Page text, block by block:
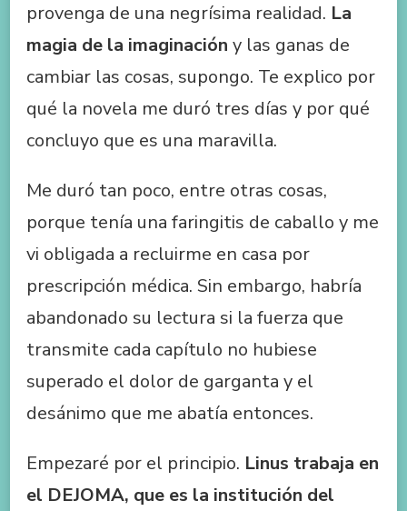
provenga de una negrísima realidad. La
magia de la imaginación y las ganas de
cambiar las cosas, supongo. Te explico por
qué la novela me duró tres días y por qué
concluyo que es una maravilla.
Me duró tan poco, entre otras cosas,
porque tenía una faringitis de caballo y me
vi obligada a recluirme en casa por
prescripción médica. Sin embargo, habría
abandonado su lectura si la fuerza que
transmite cada capítulo no hubiese
superado el dolor de garganta y el
desánimo que me abatía entonces.
Empezaré por el principio. Linus trabaja en
el DEJOMA, que es la institución del